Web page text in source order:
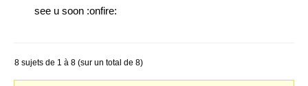
see u soon :onfire:
8 sujets de 1 à 8 (sur un total de 8)